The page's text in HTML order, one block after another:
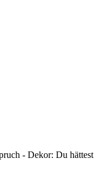
- Dekor: Du hättest